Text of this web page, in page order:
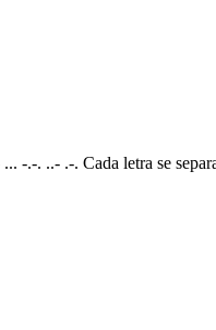
-.-. ..- .-. Cada letra se